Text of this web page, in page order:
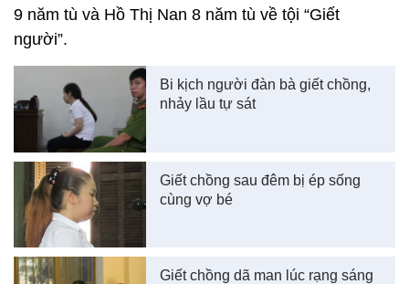
9 năm tù và Hồ Thị Nan 8 năm tù về tội “Giết
người”.
Bi kịch người đàn bà giết chồng,
nhảy lầu tự sát
Giết chồng sau đêm bị ép sống
cùng vợ bé
Giết chồng dã man lúc rạng sáng